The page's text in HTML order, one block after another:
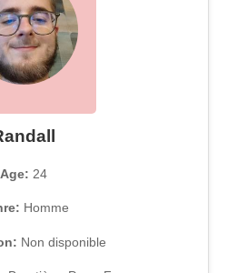
Age: 24
Homme
Non disponible